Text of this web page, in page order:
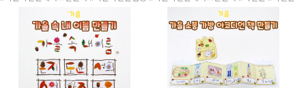
케이크만들기 #자연물 #자연물놀이 #자연물
활동 #가을 #가을도안 #가을놀이 #가을소꿉
놀이 #자연물뷔페놀이 #바깥놀이 #바깥활동
#숲활동 #가을숲활동 #케이크 #케이크만들
기 #자연물케이크 #협동활동 #협동
놀이 #자연물활동 #가을 #가을도안 #가을놀
이 #가을소꿉놀이 #자연물뷔페놀이 #바깥놀
이 #바깥활동 #숲활동 #가을숲활동 #케이크
#케이크만들기 #자연물케이크